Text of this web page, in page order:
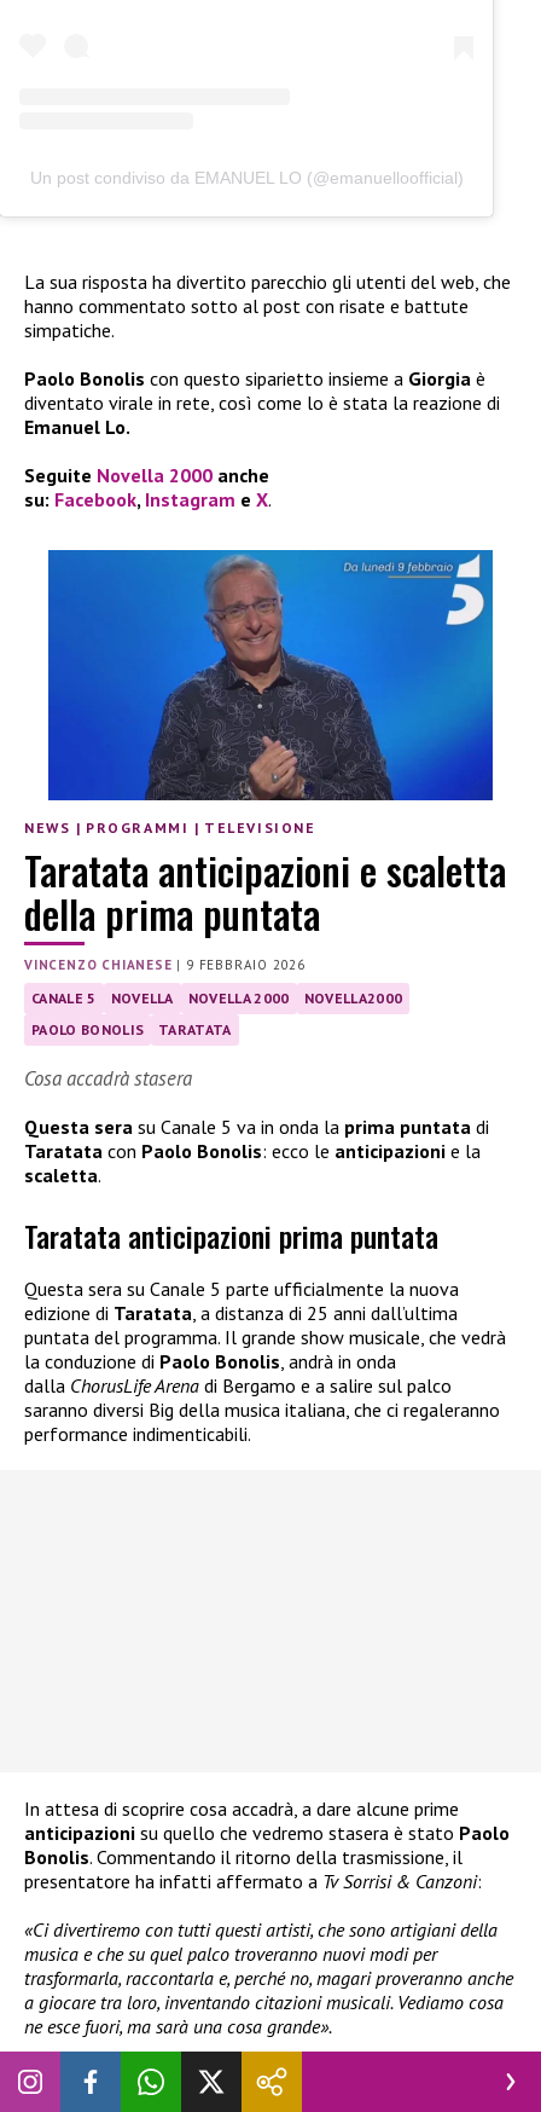
Un post condiviso da EMANUEL LO (@emanuelloofficial)
La sua risposta ha divertito parecchio gli utenti del web, che
hanno commentato sotto al post con risate e battute
simpatiche.
Paolo Bonolis con questo siparietto insieme a Giorgia è
diventato virale in rete, così come lo è stata la reazione di
Emanuel Lo.
Seguite Novella 2000 anche
su: Facebook, Instagram e X.
NEWS | PROGRAMMI | TELEVISIONE
Taratata anticipazioni e scaletta
della prima puntata
VINCENZO CHIANESE | 9 FEBBRAIO 2026
CANALE 5 NOVELLA NOVELLA 2000
NOVELLA2000
PAOLO BONOLIS
TARATATA
Cosa accadrà stasera
Questa sera su Canale 5 va in onda la prima puntata di
Taratata con Paolo Bonolis: ecco le anticipazioni e la
scaletta.
Taratata anticipazioni prima puntata
Questa sera su Canale 5 parte ufficialmente la nuova
edizione di Taratata, a distanza di 25 anni dall’ultima
puntata del programma. Il grande show musicale, che vedrà
la conduzione di Paolo Bonolis, andrà in onda
dalla ChorusLife Arena di Bergamo e a salire sul palco
saranno diversi Big della musica italiana, che ci regaleranno
performance indimenticabili.
In attesa di scoprire cosa accadrà, a dare alcune prime
anticipazioni su quello che vedremo stasera è stato Paolo
Bonolis. Commentando il ritorno della trasmissione, il
presentatore ha infatti affermato a Tv Sorrisi & Canzoni:
«Ci divertiremo con tutti questi artisti, che sono artigiani della
musica e che su quel palco troveranno nuovi modi per
trasformarla, raccontarla e, perché no, magari proveranno anche
a giocare tra loro, inventando citazioni musicali. Vediamo cosa
ne esce fuori, ma sarà una cosa grande».